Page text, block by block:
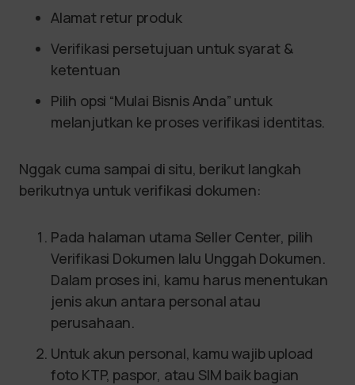
Alamat retur produk
Verifikasi persetujuan untuk syarat &
ketentuan
Pilih opsi “Mulai Bisnis Anda” untuk
melanjutkan ke proses verifikasi identitas.
Nggak cuma sampai di situ, berikut langkah
berikutnya untuk verifikasi dokumen:
Pada halaman utama Seller Center, pilih
Verifikasi Dokumen lalu Unggah Dokumen.
Dalam proses ini, kamu harus menentukan
jenis akun antara personal atau
perusahaan.
Untuk akun personal, kamu wajib upload
foto KTP, paspor, atau SIM baik bagian